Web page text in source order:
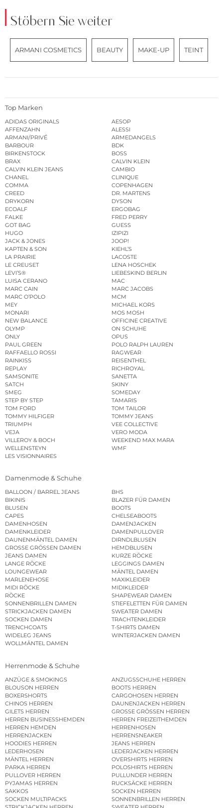
Stöbern Sie weiter
ARMANI COSMETICS BEAUTY MAKE-UP TEINT
Top Marken
ADIDAS ORIGINALS
AESOP
AFFENZAHN
ALESSI
ARMANI/PRIVÉ
ARMEDANGELS
BARBOUR
BDK
BIRKENSTOCK
BOSS
BRAX
CALVIN KLEIN
CALVIN KLEIN JEANS
CAMBIO
CHANEL
CLINIQUE
COMMA
COPENHAGEN
CREED
DR. MARTENS
DRYKORN
DYSON
ECOALF
ERGOBAG
FALKE
FRED PERRY
GOT BAG
GUESS
HUGO
IZIPIZI
JACK & JONES
JOOP!
KAPTEN & SON
KIEHL’S
LA PRAIRIE
LACOSTE
LE CREUSET
LENA HOSCHEK
LEVI’S®
LIEBESKIND BERLIN
LUISA CERANO
MAC
MARC CAIN
MARC JACOBS
MARC O’POLO
MCM
MEY
MICHAEL KORS
MONARI
MOS MOSH
NEW BALANCE
OFFICINE CREATIVE
OLYMP
ON SCHUHE
ONLY
OPUS
PAUL GREEN
POLO RALPH LAUREN
RAFFAELLO ROSSI
RAGWEAR
RAINKISS
REISENTHEL
REPLAY
RICHROYAL
SAMSONITE
SANETTA
SATCH
SKINY
SMEG
SOMEDAY
STEP BY STEP
TAMARIS
TOM FORD
TOM TAILOR
TOMMY HILFIGER
TOMMY JEANS
TRIUMPH
VEE COLLECTIVE
VEJA
VERO MODA
VILLEROY & BOCH
WEEKEND MAX MARA
WELLENSTEYN
WMF
LES VISIONNAIRES
Damenmode & Schuhe
BALLOON / BARREL JEANS
BHS
BIKINIS
BLAZER FÜR DAMEN
BLUSEN
BOOTS
CAPES
CHELSEABOOTS
DAMENHOSEN
DAMENJACKEN
DAMENKLEIDER
DAMENPULLOVER
DAUNENMÄNTEL DAMEN
DIRNDLBLUSEN
GROSSE GRÖSSEN DAMEN
HEMDBLUSEN
JEANS DAMEN
KURZE RÖCKE
LANGE RÖCKE
LEGGINGS DAMEN
LOUNGEWEAR
MÄNTEL DAMEN
MARLENEHOSE
MAXIKLEIDER
MIDI RÖCKE
MIDIKLEIDER
RÖCKE
SHAPEWEAR DAMEN
SONNENBRILLEN DAMEN
STIEFELETTEN FÜR DAMEN
STRICKJACKEN DAMEN
SWEATER DAMEN
SOCKEN DAMEN
TRACHTENKLEIDER
TRENCHCOATS
T-SHIRTS DAMEN
WIDELEG JEANS
WINTERJACKEN DAMEN
WOLLMÄNTEL DAMEN
Herrenmode & Schuhe
ANZÜGE & SMOKINGS
ANZUGSSCHUHE HERREN
BLOUSON HERREN
BOOTS HERREN
BOXERSHORTS
CARGOHOSEN HERREN
CHINOS HERREN
DAUNENJACKEN HERREN
GILETS HERREN
GROSSE GRÖSSEN HERREN
HERREN BUSINESSHEMDEN
HERREN FREIZEITHEMDEN
HERREN HEMDEN
HERRENHOSEN
HERRENJACKEN
HERRENSNEAKER
HOODIES HERREN
JEANS HERREN
LEDERHOSEN
LEDERJACKEN HERREN
MÄNTEL HERREN
OVERSHIRTS HERREN
PARKA HERREN
POLOSHIRTS HERREN
PULLOVER HERREN
PULLUNDER HERREN
PYJAMAS HERREN
RUCKSÄCKE HERREN
SAKKOS
SOCKEN HERREN
SOCKEN MULTIPACKS
SONNENBRILLEN HERREN